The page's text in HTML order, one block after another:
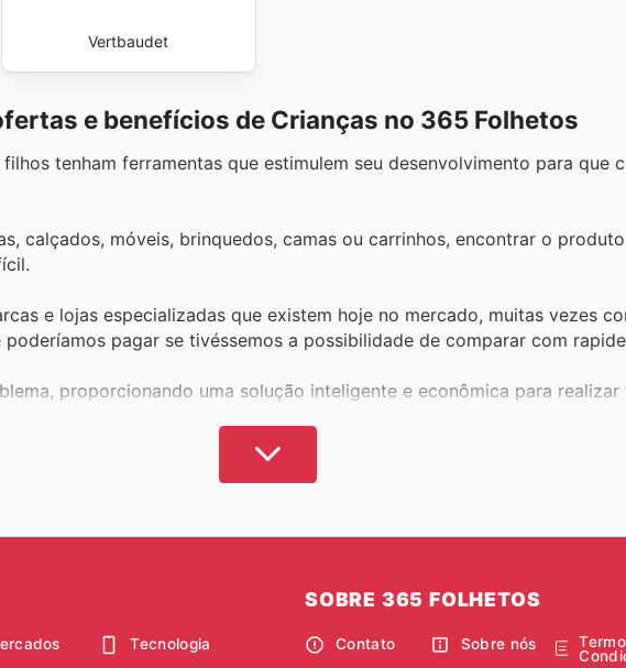
Vertbaudet
e benefícios de Crianças no 365 Folhetos
tenham ferramentas que estimulem seu desenvolvimento para que
calçados, móveis, brinquedos, camas ou carrinhos, encontrar o
e lojas especializadas que existem hoje no mercado, muitas vezes
pagar se tivéssemos a possibilidade de comparar com
proporcionando uma solução inteligente e econômica para realizar
melhores produtos e os menores preços do mercado, sempre.
merecem sem ter que gastar mais.
novos produtos, ofertas sazonais, assinaturas premium e uma
Tecnologia
SOBRE 365 FOLHETOS
Contato Sobre nós